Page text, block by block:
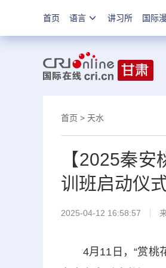
首页 语言 讲习所 国际
首页 > 天水
【2025秦
训班启动仪
2025-04-12 16:58:57
4月11日，“赏桃花